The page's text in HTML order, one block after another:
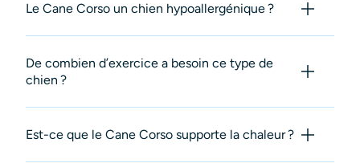
Le Cane Corso un chien hypoallergénique ?
De combien d’exercice a besoin ce type de
chien ?
Est-ce que le Cane Corso supporte la chaleur ?